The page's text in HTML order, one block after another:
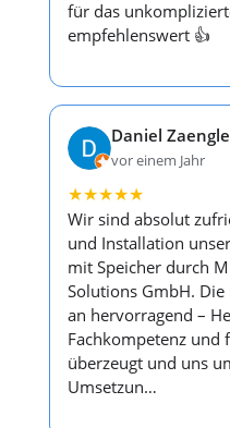
für das
empfehlenswert 👍
Daniel
vor einem Jahr
★★★★★
Wir sind absolut
und Installation
mit Speicher durch
Solutions GmbH.
an hervorragend –
Fachkompetenz und
überzeugt und uns
Umsetzun…